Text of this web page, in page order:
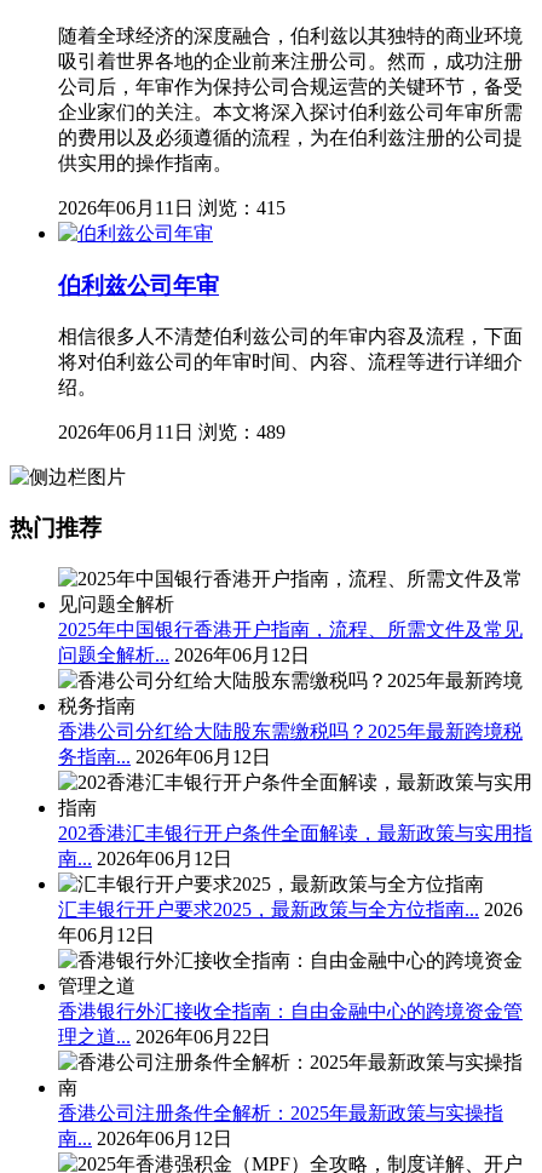
随着全球经济的深度融合，伯利兹以其独特的商业环境
吸引着世界各地的企业前来注册公司。然而，成功注册
公司后，年审作为保持公司合规运营的关键环节，备受
企业家们的关注。本文将深入探讨伯利兹公司年审所需
的费用以及必须遵循的流程，为在伯利兹注册的公司提
供实用的操作指南。
2026年06月11日 浏览：415
伯利兹公司年审
相信很多人不清楚伯利兹公司的年审内容及流程，下面
将对伯利兹公司的年审时间、内容、流程等进行详细介
绍。
2026年06月11日 浏览：489
热门推荐
2025年中国银行香港开户指南，流程、所需文件及常见
问题全解析... 2026年06月12日
香港公司分红给大陆股东需缴税吗？2025年最新跨境税
务指南... 2026年06月12日
202香港汇丰银行开户条件全面解读，最新政策与实用指
南... 2026年06月12日
汇丰银行开户要求2025，最新政策与全方位指南... 2026
年06月12日
香港银行外汇接收全指南：自由金融中心的跨境资金管
理之道... 2026年06月22日
香港公司注册条件全解析：2025年最新政策与实操指
南... 2026年06月12日